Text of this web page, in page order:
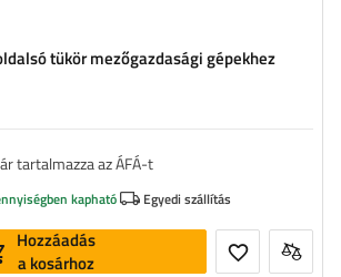
tükör mezőgazdasági gépekhez
tartalmazza az ÁFÁ-t
kapható Egyedi szállítás
Hozzáadás
a kosárhoz